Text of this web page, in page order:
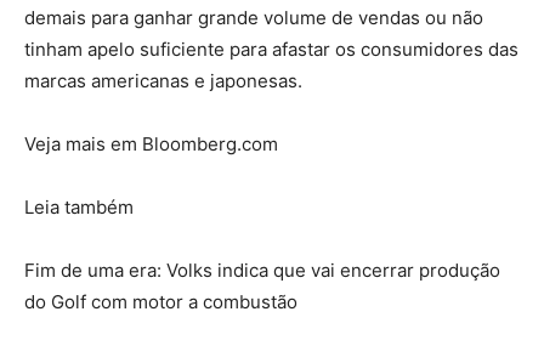
demais para ganhar grande volume de vendas ou não
tinham apelo suficiente para afastar os consumidores das
marcas americanas e japonesas.
Veja mais em Bloomberg.com
Leia também
Fim de uma era: Volks indica que vai encerrar produção
do Golf com motor a combustão